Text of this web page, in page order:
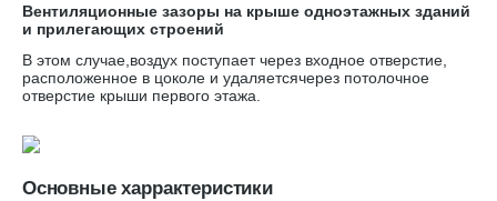
Вентиляционные зазоры на крыше одноэтажных зданий
и прилегающих строений
В этом случае,воздух поступает через входное отверстие,
расположенное в цоколе и удаляетсячерез потолочное
отверстие крыши первого этажа.
Основные харрактеристики